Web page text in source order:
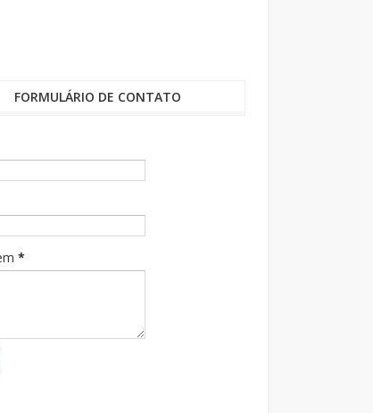
FORMULÁRIO DE CONTATO
*